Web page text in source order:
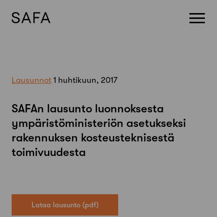
Lausunnot 1 huhtikuun, 2017
SAFAn lausunto luonnoksesta
ympäristöministeriön asetukseksi
rakennuksen kosteusteknisestä
toimivuudesta
Lataa lausunto